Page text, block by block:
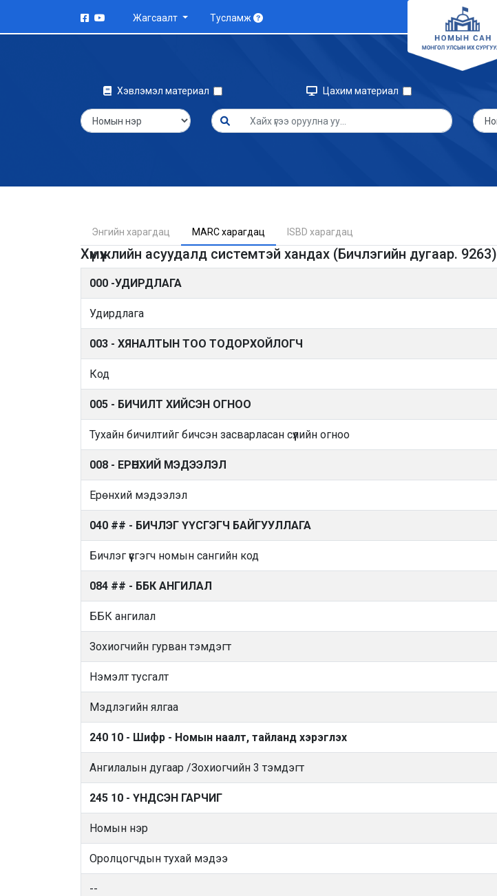
Жагсаалт Тусламж
Хэвлэмэл материал Цахим материал
Энгийн харагдац MARC харагдац ISBD харагдац
Хүмүүжлийн асуудалд системтэй хандах (Бичлэгийн дугаар. 9263)
000 -УДИРДЛАГА
Удирдлага
003 - ХЯНАЛТЫН ТОО ТОДОРХОЙЛОГЧ
Код
005 - БИЧИЛТ ХИЙСЭН ОГНОО
Тухайн бичилтийг бичсэн засварласан сүүлийн огноо
008 - ЕРӨНХИЙ МЭДЭЭЛЭЛ
Ерөнхий мэдээлэл
040 ## - БИЧЛЭГ ҮҮСГЭГЧ БАЙГУУЛЛАГА
Бичлэг үүсгэгч номын сангийн код
084 ## - ББК АНГИЛАЛ
ББК ангилал
Зохиогчийн гурван тэмдэгт
Нэмэлт тусгалт
Мэдлэгийн ялгаа
240 10 - Шифр - Номын наалт, тайланд хэрэглэх
Ангилалын дугаар /Зохиогчийн 3 тэмдэгт
245 10 - ҮНДСЭН ГАРЧИГ
Номын нэр
Оролцогчдын тухай мэдээ
--